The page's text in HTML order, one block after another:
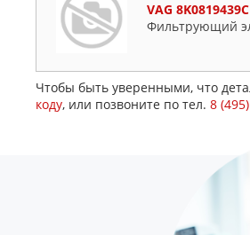
VAG 8K0819439C
Фильтрующий
Чтобы быть уверенными, что
коду, или позвоните по тел. 8